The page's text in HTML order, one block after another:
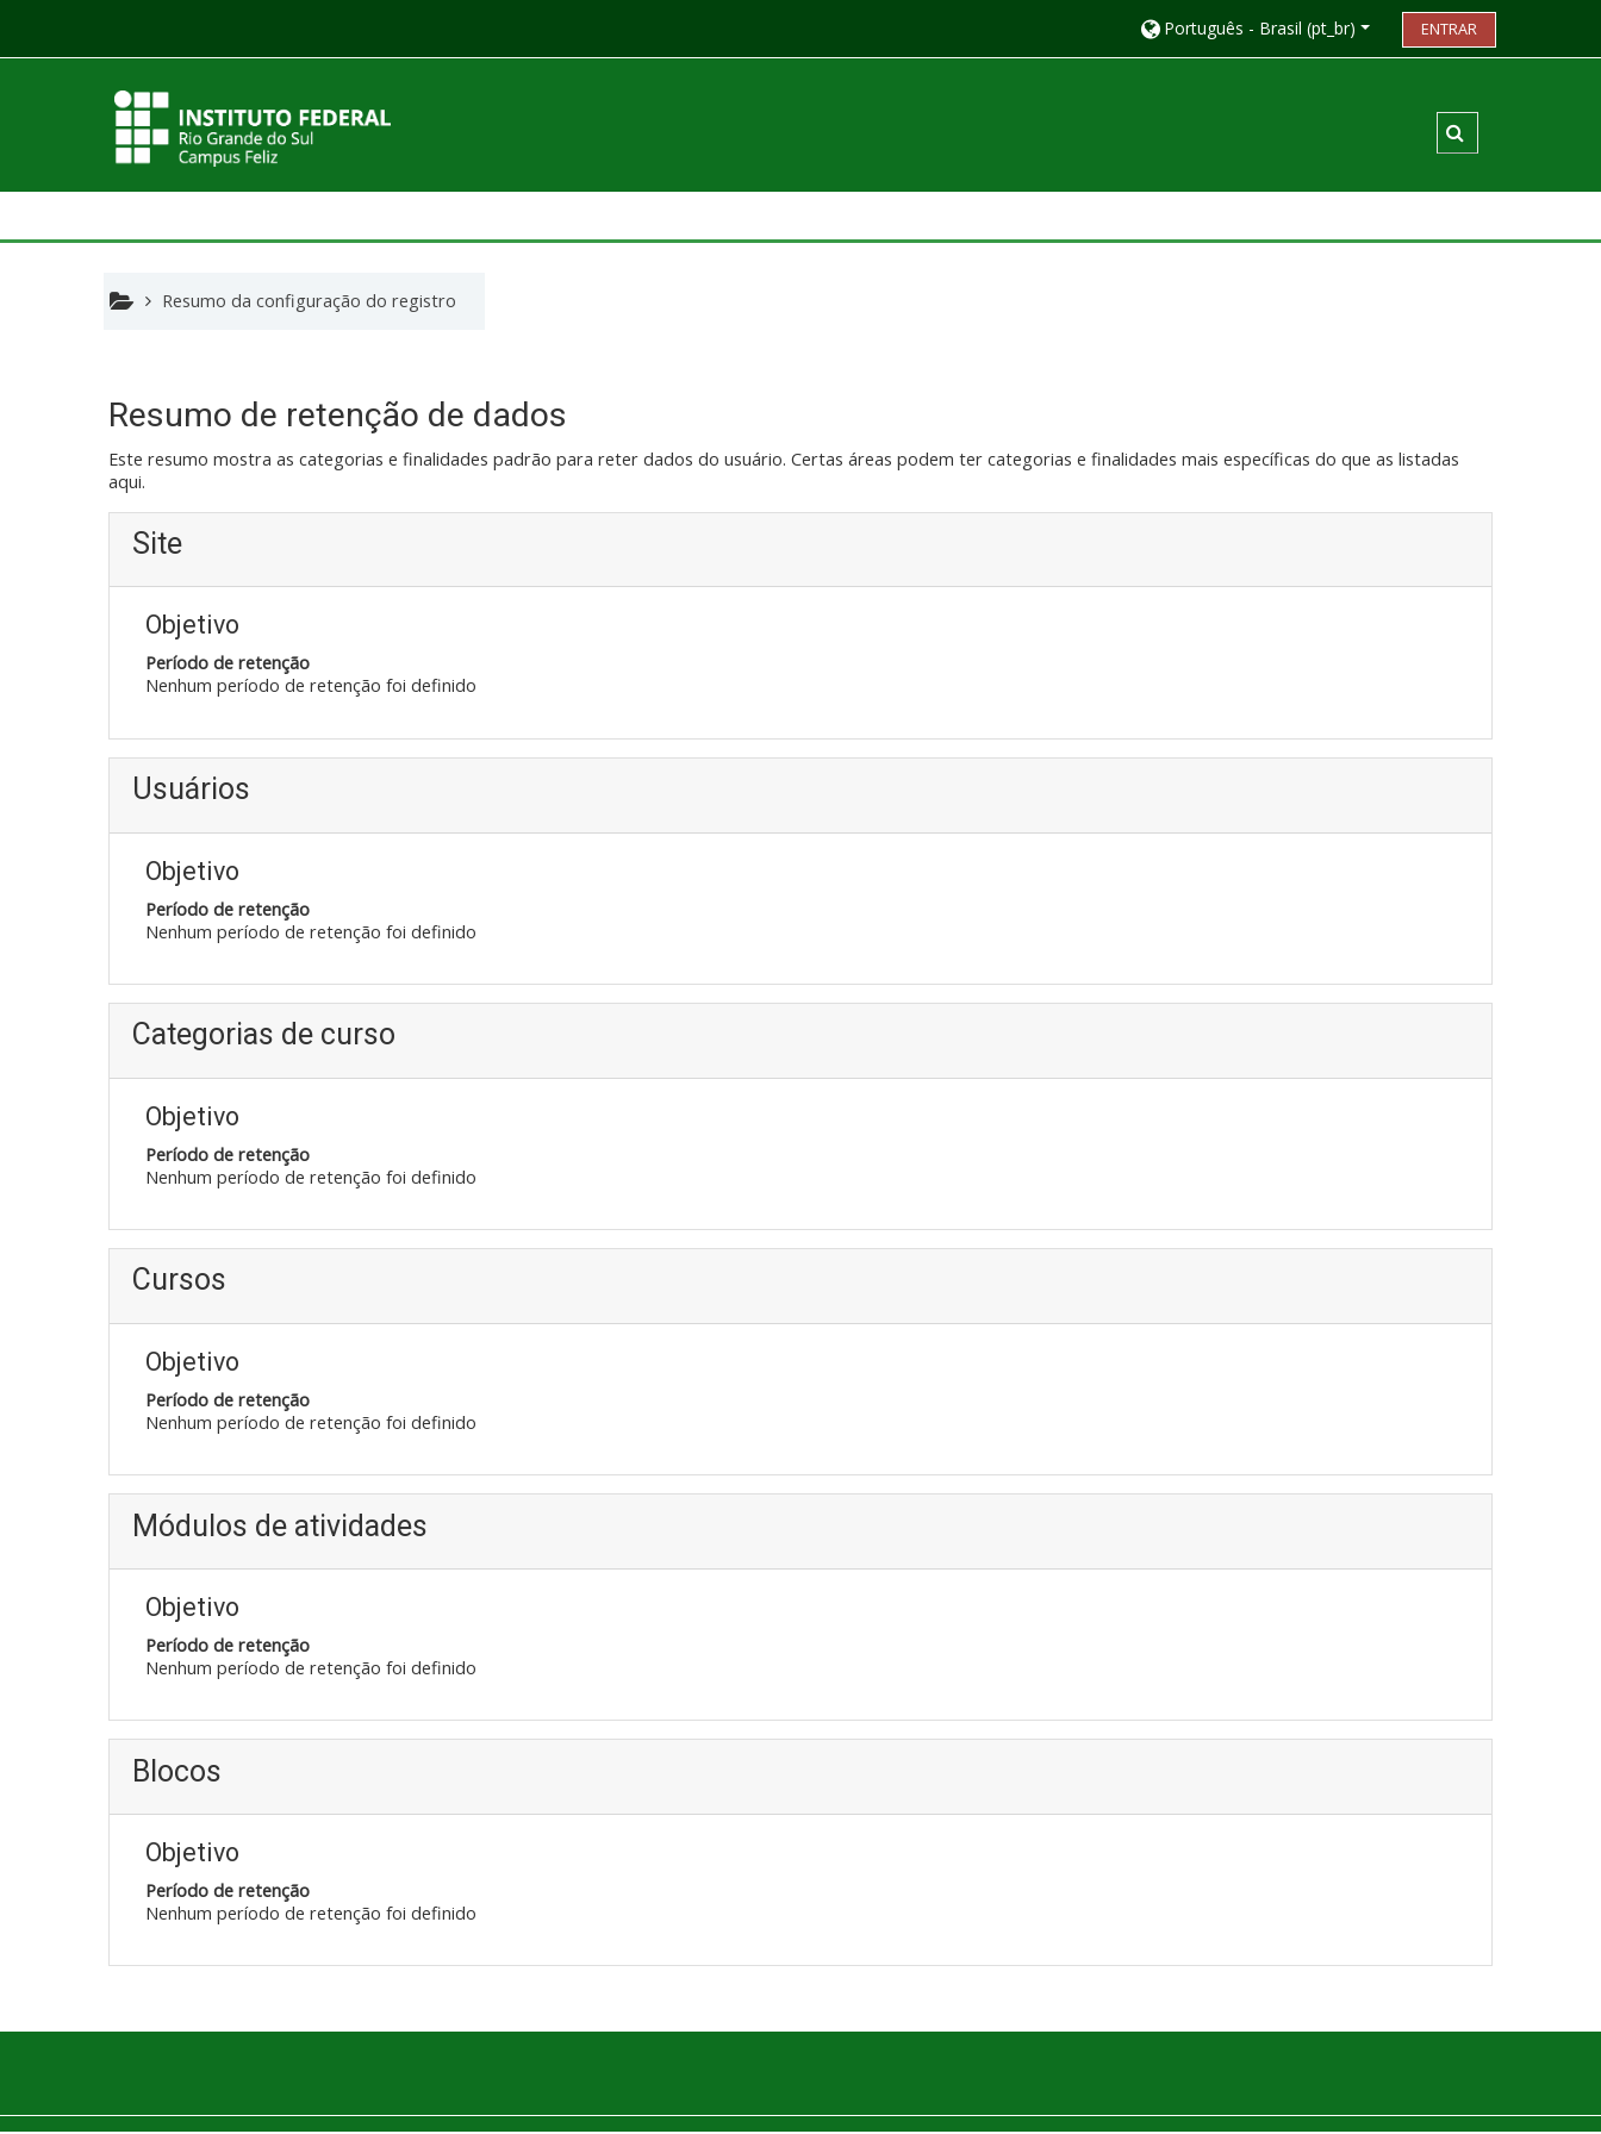
Português - Brasil ‎(pt_br)‎ ENTRAR
Resumo da configuração do registro
Resumo de retenção de dados
Este resumo mostra as categorias e finalidades padrão para reter dados do usuário. Certas áreas podem ter categorias e finalidades mais específicas do que as listadas
aqui.
Site
Objetivo
Período de retenção
Nenhum período de retenção foi definido
Usuários
Objetivo
Período de retenção
Nenhum período de retenção foi definido
Categorias de curso
Objetivo
Período de retenção
Nenhum período de retenção foi definido
Cursos
Objetivo
Período de retenção
Nenhum período de retenção foi definido
Módulos de atividades
Objetivo
Período de retenção
Nenhum período de retenção foi definido
Blocos
Objetivo
Período de retenção
Nenhum período de retenção foi definido